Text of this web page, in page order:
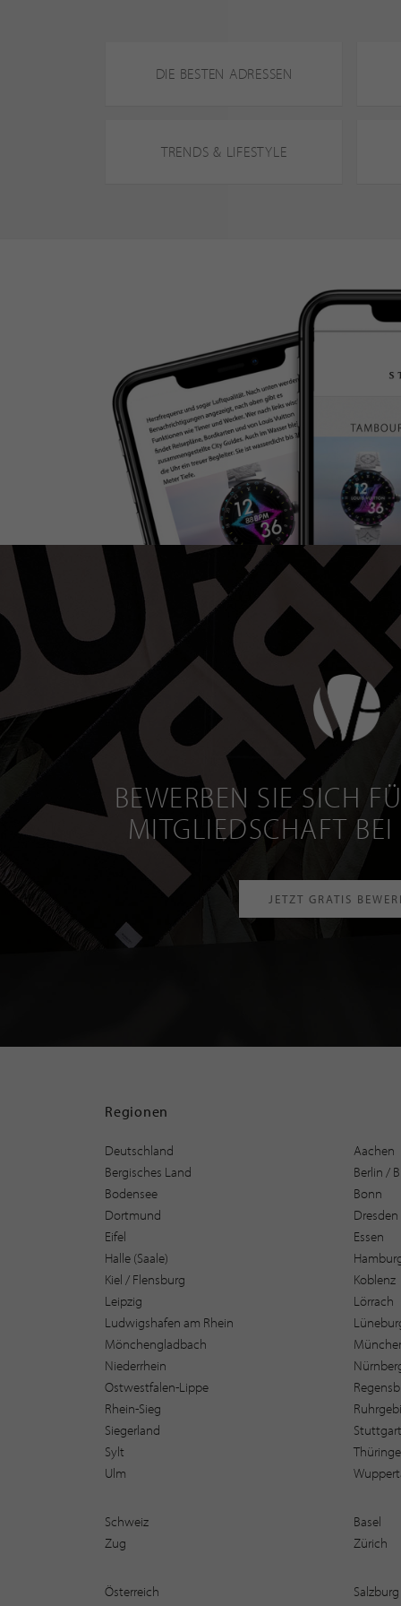
DIE BESTEN ADRESSEN
TRENDS & LIFESTYLE
BEWERBEN SIE SICH
MITGLIEDSCHAFT
JETZT GRATIS
Regionen
Deutschland
Aachen
Bergisches Land
Berlin /
Bodensee
Bonn
Dortmund
Dresden
Eifel
Essen
Halle (Saale)
Kiel / Flensburg
Koblenz
Leipzig
Lörrach
Ludwigshafen am Rhein
Mönchengladbach
Niederrhein
Ostwestfalen-Lippe
Rhein-Sieg
Siegerland
Stuttgart
Sylt
Ulm
Schweiz
Basel
Zug
Zürich
Österreich Salzburg